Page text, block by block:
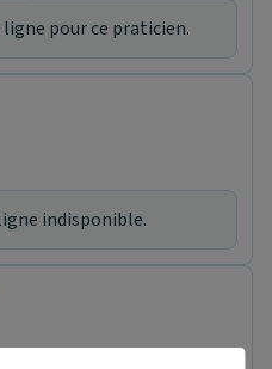
ligne pour ce praticien.
indisponible.